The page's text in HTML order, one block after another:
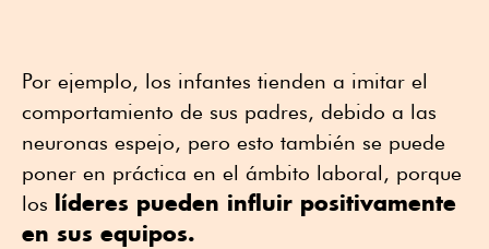
Por ejemplo, los infantes tienden a imitar el
comportamiento de sus padres, debido a las
neuronas espejo, pero esto también se puede
poner en práctica en el ámbito laboral, porque
los
líderes pueden influir positivamente
en sus equipos.